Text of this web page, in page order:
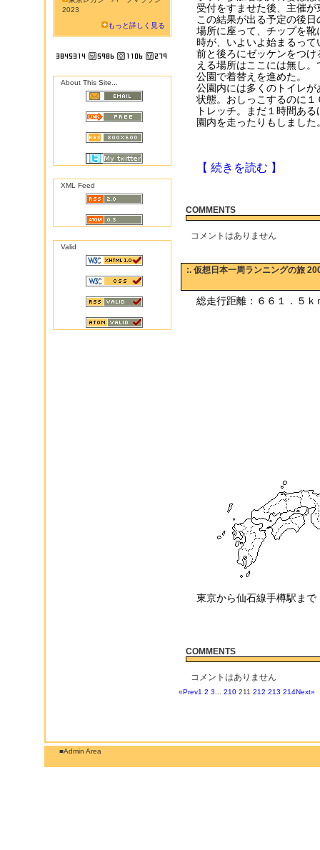
2023
もっと詳しく見る
About This Site...
XML Feed
Valid
受付をすませた後、主催
この結果が出る予定の後
場所に座って、チップを
時が、いよいよ始まるっ
前と後ろにゼッケンをつ
える場所はここには無し
公園で着替えを進めた。
公園内には多くのトイレ
状態。おしっこするのに
トレッチ。まだ１時間あ
園内を走ったりもしました
【 続きを読む 】
COMMENTS
コメントはありません
:. 仮想日本一周ランニングの旅
総走行距離：６６１．５ｋ
東京から仙石線手樽駅まで
COMMENTS
コメントはありません
«Prev1 2 3 210 211 212 213 214Next»
■Admin Area